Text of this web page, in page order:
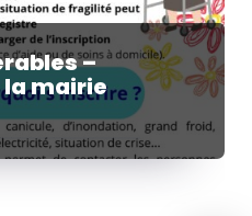
–
mairie